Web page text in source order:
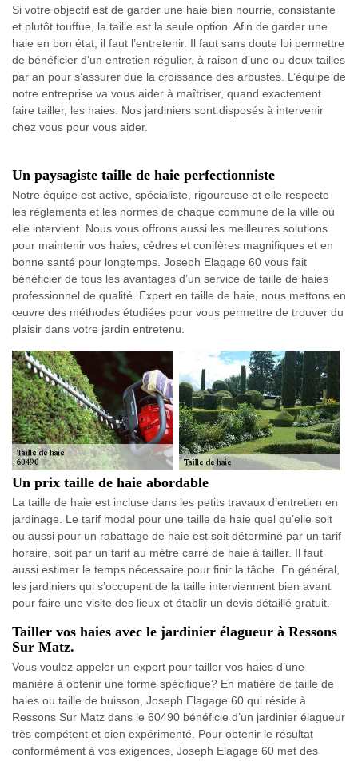
Si votre objectif est de garder une haie bien nourrie, consistante
et plutôt touffue, la taille est la seule option. Afin de garder une
haie en bon état, il faut l’entretenir. Il faut sans doute lui permettre
de bénéficier d’un entretien régulier, à raison d’une ou deux tailles
par an pour s’assurer due la croissance des arbustes. L’équipe de
notre entreprise va vous aider à maîtriser, quand exactement
faire tailler, les haies. Nos jardiniers sont disposés à intervenir
chez vous pour vous aider.
Un paysagiste taille de haie perfectionniste
Notre équipe est active, spécialiste, rigoureuse et elle respecte
les règlements et les normes de chaque commune de la ville où
elle intervient. Nous vous offrons aussi les meilleures solutions
pour maintenir vos haies, cèdres et conifères magnifiques et en
bonne santé pour longtemps. Joseph Elagage 60 vous fait
bénéficier de tous les avantages d’un service de taille de haies
professionnel de qualité. Expert en taille de haie, nous mettons en
œuvre des méthodes étudiées pour vous permettre de trouver du
plaisir dans votre jardin entretenu.
Un prix taille de haie abordable
La taille de haie est incluse dans les petits travaux d’entretien en
jardinage. Le tarif modal pour une taille de haie quel qu’elle soit
ou aussi pour un rabattage de haie est soit déterminé par un tarif
horaire, soit par un tarif au mètre carré de haie à tailler. Il faut
aussi estimer le temps nécessaire pour finir la tâche. En général,
les jardiniers qui s’occupent de la taille interviennent bien avant
pour faire une visite des lieux et établir un devis détaillé gratuit.
Tailler vos haies avec le jardinier élagueur à Ressons
Sur Matz.
Vous voulez appeler un expert pour tailler vos haies d’une
manière à obtenir une forme spécifique? En matière de taille de
haies ou taille de buisson, Joseph Elagage 60 qui réside à
Ressons Sur Matz dans le 60490 bénéficie d’un jardinier élagueur
très compétent et bien expérimenté. Pour obtenir le résultat
conformément à vos exigences, Joseph Elagage 60 met des